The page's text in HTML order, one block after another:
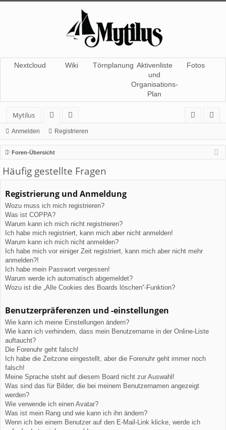
Nextcloud Wiki Törnplanung Aktivenliste
und
Organisations-
Plan
Fotos
Mytilus
or
en
itg
lie
de
r
m
el
de
ist
rie
re
Anmelden Registrieren
Foren-Übersicht
Häufig gestellte Fragen
Registrierung und Anmeldung
Wozu muss ich mich registrieren?
Was ist COPPA?
Warum kann ich mich nicht registrieren?
Ich habe mich registriert, kann mich aber nicht anmelden!
Warum kann ich mich nicht anmelden?
Ich habe mich vor einiger Zeit registriert, kann mich aber nicht mehr
anmelden?!
Ich habe mein Passwort vergessen!
Warum werde ich automatisch abgemeldet?
Wozu ist die „Alle Cookies des Boards löschen“-Funktion?
Benutzerpräferenzen und -einstellungen
Wie kann ich meine Einstellungen ändern?
Wie kann ich verhindern, dass mein Benutzername in der Online-Liste
auftaucht?
Die Forenuhr geht falsch!
Ich habe die Zeitzone eingestellt, aber die Forenuhr geht immer noch
falsch!
Meine Sprache steht auf diesem Board nicht zur Auswahl!
Was sind das für Bilder, die bei meinem Benutzernamen angezeigt
werden?
Wie verwende ich einen Avatar?
Was ist mein Rang und wie kann ich ihn ändern?
Wenn ich bei einem Benutzer auf den E-Mail-Link klicke, werde ich